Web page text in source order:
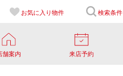
お気に入り 物件 検索条件
舗案内 来店予約